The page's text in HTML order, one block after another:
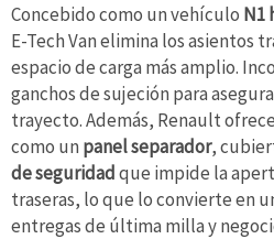
Concebido como un vehículo N1
E-Tech Van elimina los asientos
espacio de carga más amplio.
ganchos de sujeción para
trayecto. Además, Renault
como un panel separador,
de seguridadque impide la
traseras, lo que lo convierte en
entregas de última milla y